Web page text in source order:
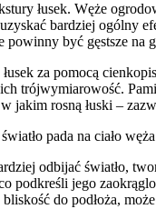
łusek. Węże
uzyskać bardziej
powinny być gęstsze na
za pomocą
trójwymiarowość.
jakim rosną łuski –
pada na ciało
odbijać światło,
podkreśli jego
do podłoża,